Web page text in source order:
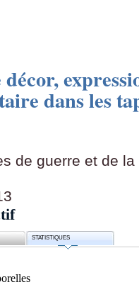
dans les
de guerre et de
STATISTIQUES